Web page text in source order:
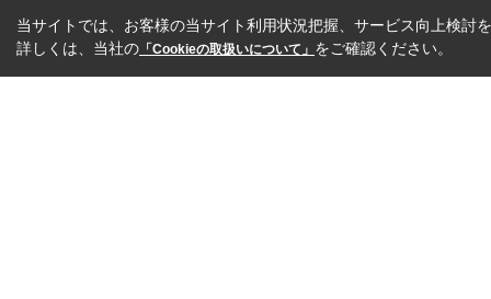
当サイトでは、お客様の当サイト利用状況把握、サービス向上検討
詳しくは、当社の 「Cookieの取扱いについて」 をご確認ください。